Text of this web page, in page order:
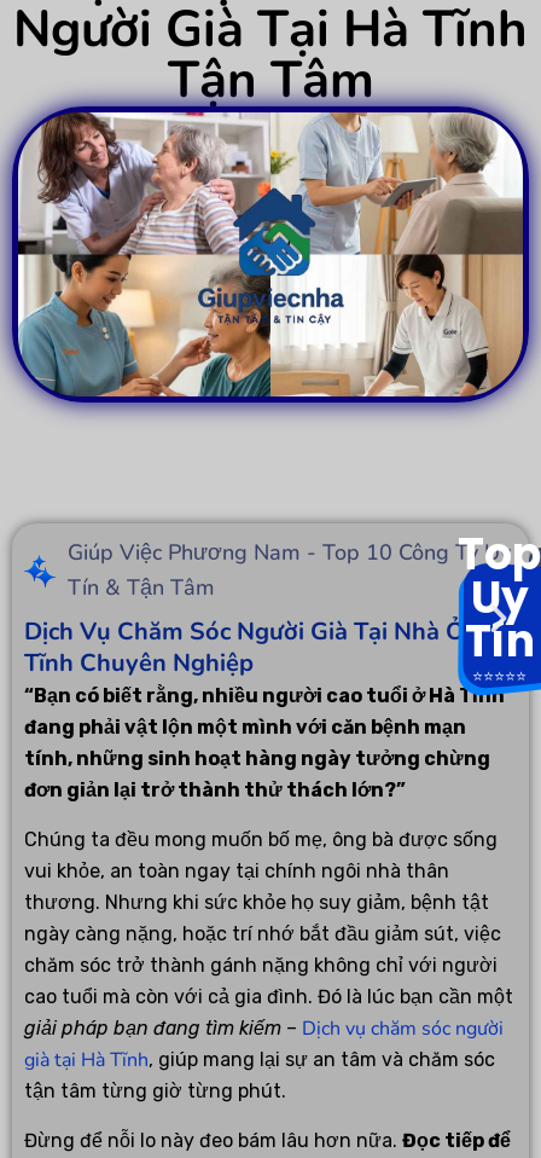
Người Già Tại Hà Tĩnh
Tận Tâm
Giúp Việc Phương Nam - Top 10 Công Ty Uy
Tín & Tận Tâm
Dịch Vụ Chăm Sóc Người Già Tại Nhà Ở Hà
Tĩnh Chuyên Nghiệp
“Bạn có biết rằng, nhiều người cao tuổi ở Hà Tĩnh
đang phải vật lộn một mình với căn bệnh mạn
tính, những sinh hoạt hàng ngày tưởng chừng
đơn giản lại trở thành thử thách lớn?”
Chúng ta đều mong muốn bố mẹ, ông bà được sống
vui khỏe, an toàn ngay tại chính ngôi nhà thân
thương. Nhưng khi sức khỏe họ suy giảm, bệnh tật
ngày càng nặng, hoặc trí nhớ bắt đầu giảm sút, việc
chăm sóc trở thành gánh nặng không chỉ với người
cao tuổi mà còn với cả gia đình. Đó là lúc bạn cần một
giải pháp bạn đang tìm kiếm – Dịch vụ chăm sóc người
già tại Hà Tĩnh, giúp mang lại sự an tâm và chăm sóc
tận tâm từng giờ từng phút.
Đừng để nỗi lo này đeo bám lâu hơn nữa. Đọc tiếp để
Top
Uy
Tín
⭐️⭐️⭐️⭐️⭐️